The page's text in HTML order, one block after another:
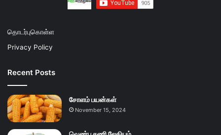
தொடர்புகொள்ள
Privacy Policy
Recent Posts
சோளம் பயன்கள்
November 15, 2024